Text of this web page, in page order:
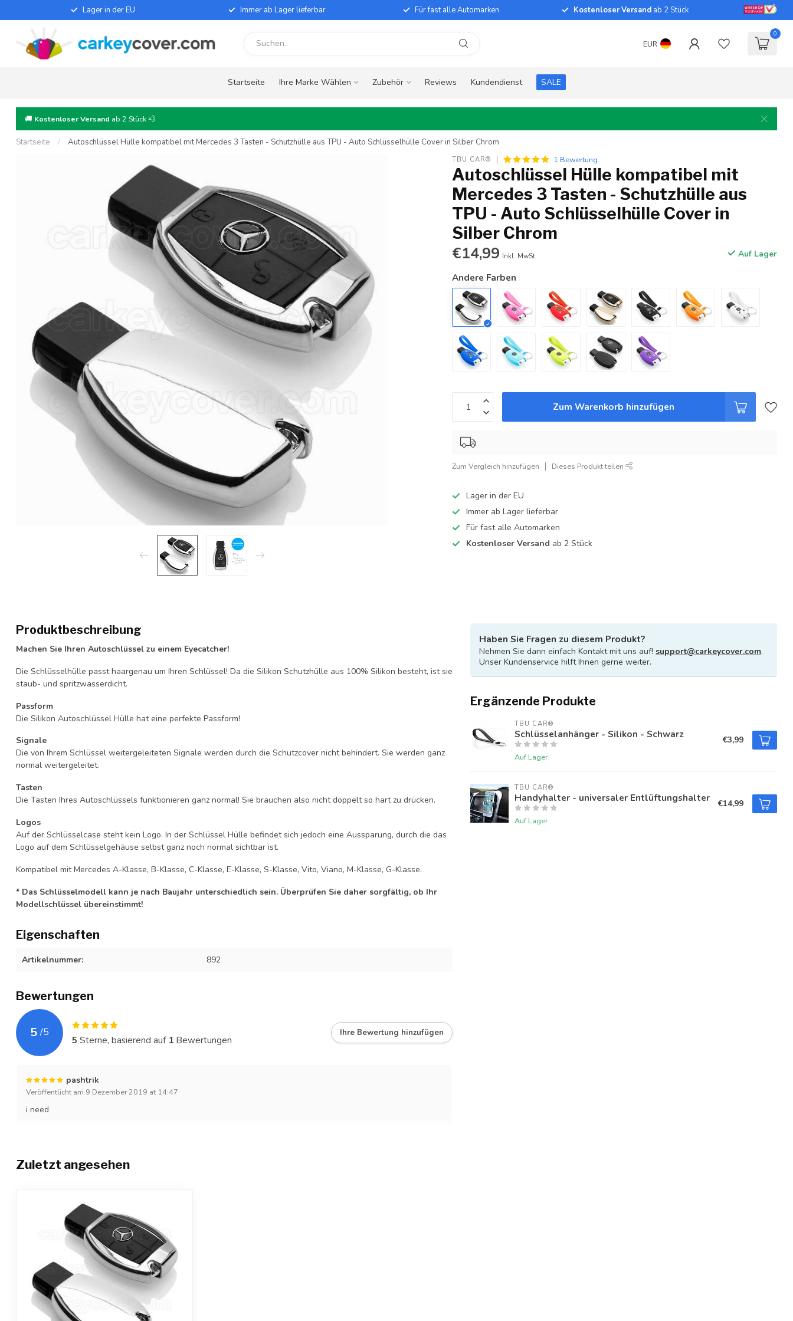
Lager in der EU Immer ab Lager lieferbar Für fast alle Automarken Kostenloser Versand ab 2 Stück
EUR
0
Startseite Ihre Marke Wählen Zubehör Reviews Kundendienst SALE
🚚 Kostenloser Versand ab 2 Stück 💨
Startseite / Autoschlüssel Hülle kompatibel mit Mercedes 3 Tasten - Schutzhülle aus TPU - Auto Schlüsselhülle Cover in Silber Chrom
TBU CAR® 1 Bewertung
Autoschlüssel Hülle kompatibel mit
Mercedes 3 Tasten - Schutzhülle aus
TPU - Auto Schlüsselhülle Cover in
Silber Chrom
€14,99 Inkl. MwSt. Auf Lager
Andere Farben
Zum Warenkorb hinzufügen
Zum Vergleich hinzufügen Dieses Produkt teilen
Lager in der EU
Immer ab Lager lieferbar
Für fast alle Automarken
Kostenloser Versand ab 2 Stück
Produktbeschreibung
Machen Sie Ihren Autoschlüssel zu einem Eyecatcher!
Die Schlüsselhülle passt haargenau um Ihren Schlüssel! Da die Silikon Schutzhülle aus 100% Silikon besteht, ist sie
staub- und spritzwasserdicht.
Passform
Die Silikon Autoschlüssel Hülle hat eine perfekte Passform!
Signale
Die von Ihrem Schlüssel weitergeleiteten Signale werden durch die Schutzcover nicht behindert. Sie werden ganz
normal weitergeleitet.
Tasten
Die Tasten Ihres Autoschlüssels funktionieren ganz normal! Sie brauchen also nicht doppelt so hart zu drücken.
Logos
Auf der Schlüsselcase steht kein Logo. In der Schlüssel Hülle befindet sich jedoch eine Aussparung, durch die das
Logo auf dem Schlüsselgehäuse selbst ganz noch normal sichtbar ist.
Kompatibel mit Mercedes A-Klasse, B-Klasse, C-Klasse, E-Klasse, S-Klasse, Vito, Viano, M-Klasse, G-Klasse.
* Das Schlüsselmodell kann je nach Baujahr unterschiedlich sein. Überprüfen Sie daher sorgfältig, ob Ihr
Modellschlüssel übereinstimmt!
Eigenschaften
Artikelnummer: 892
Bewertungen
5 /5
5 Sterne, basierend auf 1 Bewertungen
Ihre Bewertung hinzufügen
pashtrik
Veröffentlicht am 9 Dezember 2019 at 14:47
i need
Haben Sie Fragen zu diesem Produkt?
Nehmen Sie dann einfach Kontakt mit uns auf! support@carkeycover.com.
Unser Kundenservice hilft Ihnen gerne weiter.
Ergänzende Produkte
TBU CAR®
Schlüsselanhänger - Silikon - Schwarz
Auf Lager
€3,99
TBU CAR®
Handyhalter - universaler Entlüftungshalter
Auf Lager
€14,99
Zuletzt angesehen